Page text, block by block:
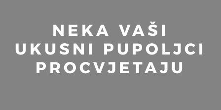
NEKA VAŠI
UKUSNI PUPOLJCI
PROCVJETAJU